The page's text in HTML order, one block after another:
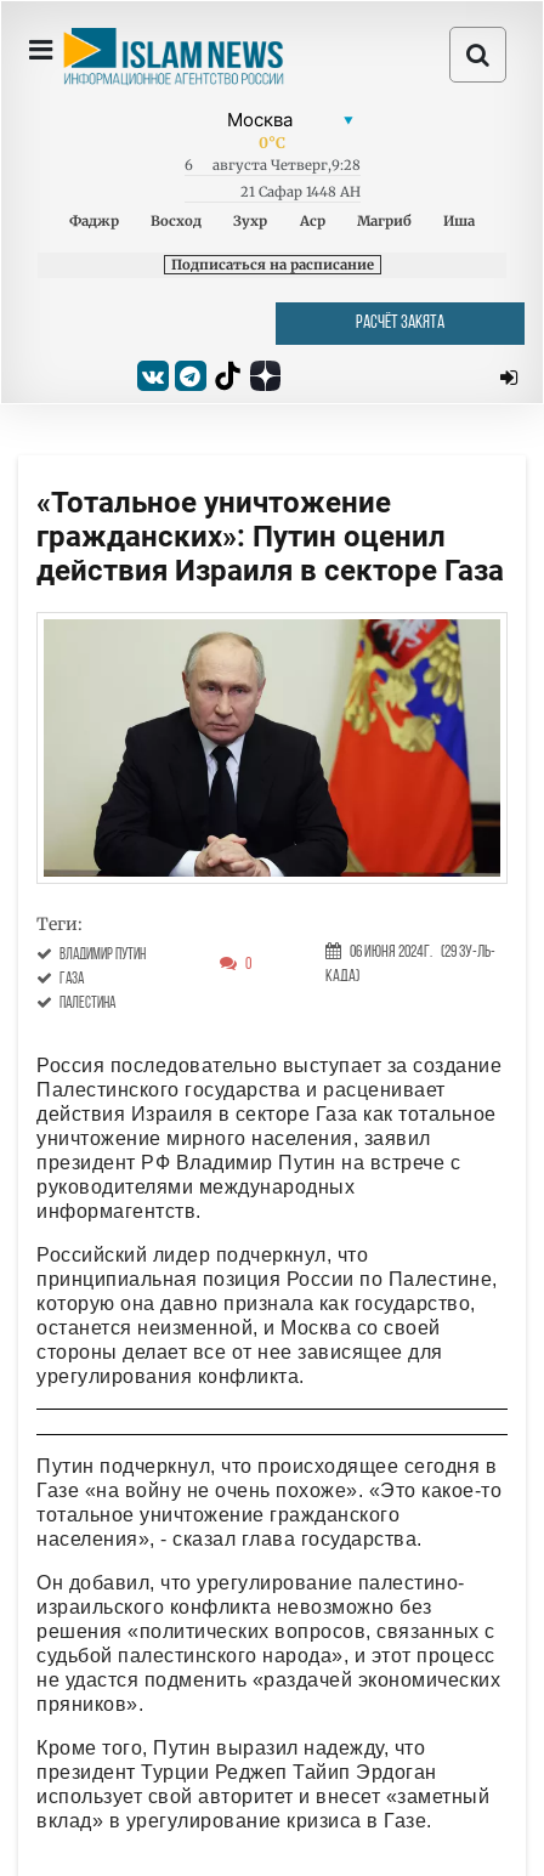
0°C
6 августа Четверг,9:28
21 Сафар 1448 AH
Фаджр
Восход Зухр Аср Магриб Иша
Подписаться на расписание
РАСЧЁТ ЗАКЯТА
«Тотальное уничтожение
гражданских»: Путин оценил
действия Израиля в секторе Газа
Теги:
Владимир Путин
Газа
Палестина
0
06 Июня 2024г.
(29 Зу-ль-
када)
Россия последовательно выступает за создание
Палестинского государства и расценивает
действия Израиля в секторе Газа как тотальное
уничтожение мирного населения, заявил
президент РФ Владимир Путин на встрече с
руководителями международных
информагентств.
Российский лидер подчеркнул, что
принципиальная позиция России по Палестине,
которую она давно признала как государство,
останется неизменной, и Москва со своей
стороны делает все от нее зависящее для
урегулирования конфликта.
Путин подчеркнул, что происходящее сегодня в
Газе «на войну не очень похоже». «Это какое-то
тотальное уничтожение гражданского
населения», - сказал глава государства.
Он добавил, что урегулирование палестино-
израильского конфликта невозможно без
решения «политических вопросов, связанных с
судьбой палестинского народа», и этот процесс
не удастся подменить «раздачей экономических
пряников».
Кроме того, Путин выразил надежду, что
президент Турции Реджеп Тайип Эрдоган
использует свой авторитет и внесет «заметный
вклад» в урегулирование кризиса в Газе.